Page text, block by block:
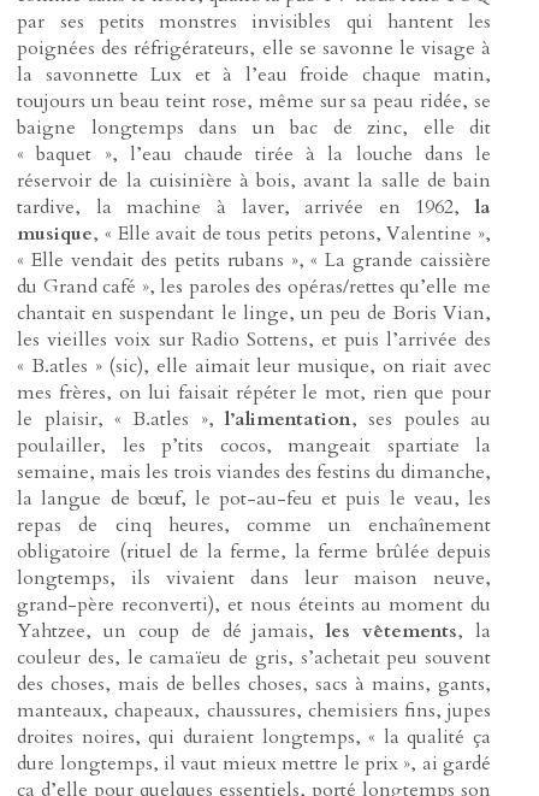
par ses petits monstres invisibles qui hantent les
poignées des réfrigérateurs, elle se savonne le visage à
la savonnette Lux et à l’eau froide chaque matin,
toujours un beau teint rose, même sur sa peau ridée, se
baigne longtemps dans un bac de zinc, elle dit
« baquet », l’eau chaude tirée à la louche dans le
réservoir de la cuisinière à bois, avant la salle de bain
tardive, la machine à laver, arrivée en 1962, la
musique, « Elle avait de tous petits petons, Valentine »,
« Elle vendait des petits rubans », « La grande caissière
du Grand café », les paroles des opéras/rettes qu’elle me
chantait en suspendant le linge, un peu de Boris Vian,
les vieilles voix sur Radio Sottens, et puis l’arrivée des
« B.atles » (sic), elle aimait leur musique, on riait avec
mes frères, on lui faisait répéter le mot, rien que pour
le plaisir, « B.atles », l’alimentation, ses poules au
poulailler, les p’tits cocos, mangeait spartiate la
semaine, mais les trois viandes des festins du dimanche,
la langue de bœuf, le pot-au-feu et puis le veau, les
repas de cinq heures, comme un enchaînement
obligatoire (rituel de la ferme, la ferme brûlée depuis
longtemps, ils vivaient dans leur maison neuve,
grand-père reconverti), et nous éteints au moment du
Yahtzee, un coup de dé jamais,les vêtements, la
couleur des, le camaïeu de gris, s’achetait peu souvent
des choses, mais de belles choses, sacs à mains, gants,
manteaux, chapeaux, chaussures, chemisiers fins, jupes
droites noires, qui duraient longtemps, « la qualité ça
dure longtemps, il vaut mieux mettre le prix », ai gardé
ça d’elle pour quelques essentiels, porté longtemps son